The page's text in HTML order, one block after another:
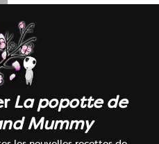
La popotte de
Mummy